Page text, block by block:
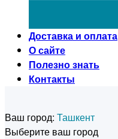
Доставка и оплата
О сайте
Полезно знать
Контакты
Ваш город: Ташкент
Выберите ваш город